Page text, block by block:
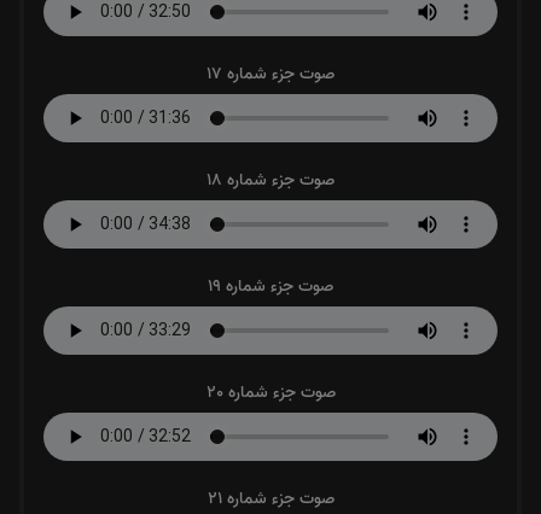
صوت جزء شماره 17
صوت جزء شماره 18
صوت جزء شماره 19
صوت جزء شماره 20
صوت جزء شماره 21